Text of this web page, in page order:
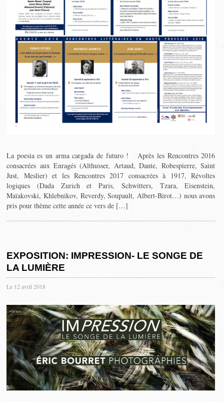
La poesia es un arma cargada de futuro ! Après les Rencontres 2016
consacrées aux Enragés (Althusser, Artaud, Dante, Robespierre, Saint
Just, Meslier) et les Rencontres 2017 consacrées à 1917, Révoltes
logiques (Dada Zurich et Paris, Schwitters, Tzara, Eisenstein,
Maïakovski, Khlebnikov, Reverdy, Soupault, Albert-Birot…) nous avons
pris pour thème cette année ce vers de […]
EXPOSITION: IMPRESSION- LE SONGE DE
LA LUMIÈRE
Le 12 avril 2018